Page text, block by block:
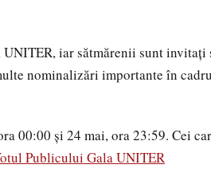
iar sătmărenii sunt invitați
nominalizări importante în
00:00 și 24 mai, ora 23:59. Cei
Publicului Gala UNITER